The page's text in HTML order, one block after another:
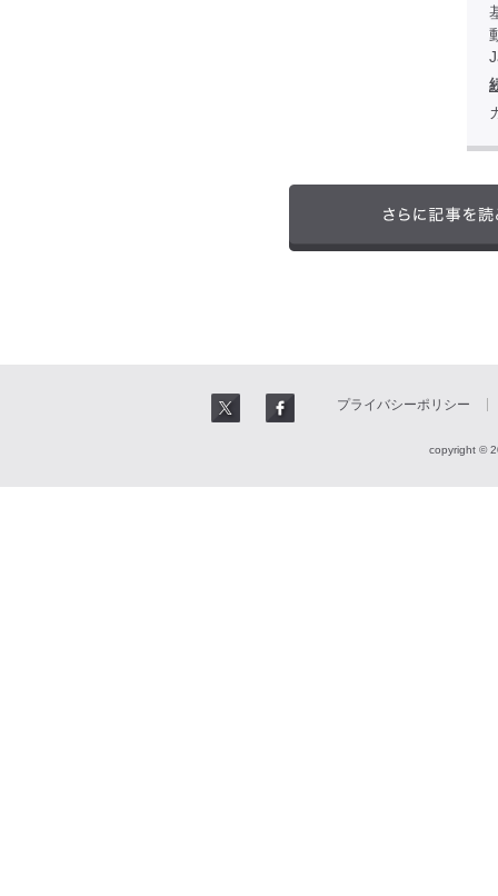
プライバシーポリシー
copyright ©